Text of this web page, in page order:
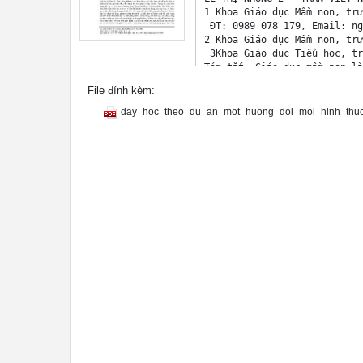
1 Khoa Giáo dục Mầm non,
ĐT: 0989 078 179, Email:
File đính kèm: